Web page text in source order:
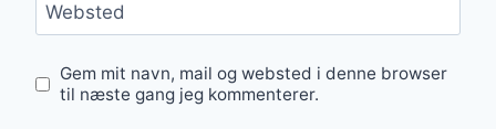
Websted
Gem mit navn, mail og websted i denne browser
til næste gang jeg kommenterer.